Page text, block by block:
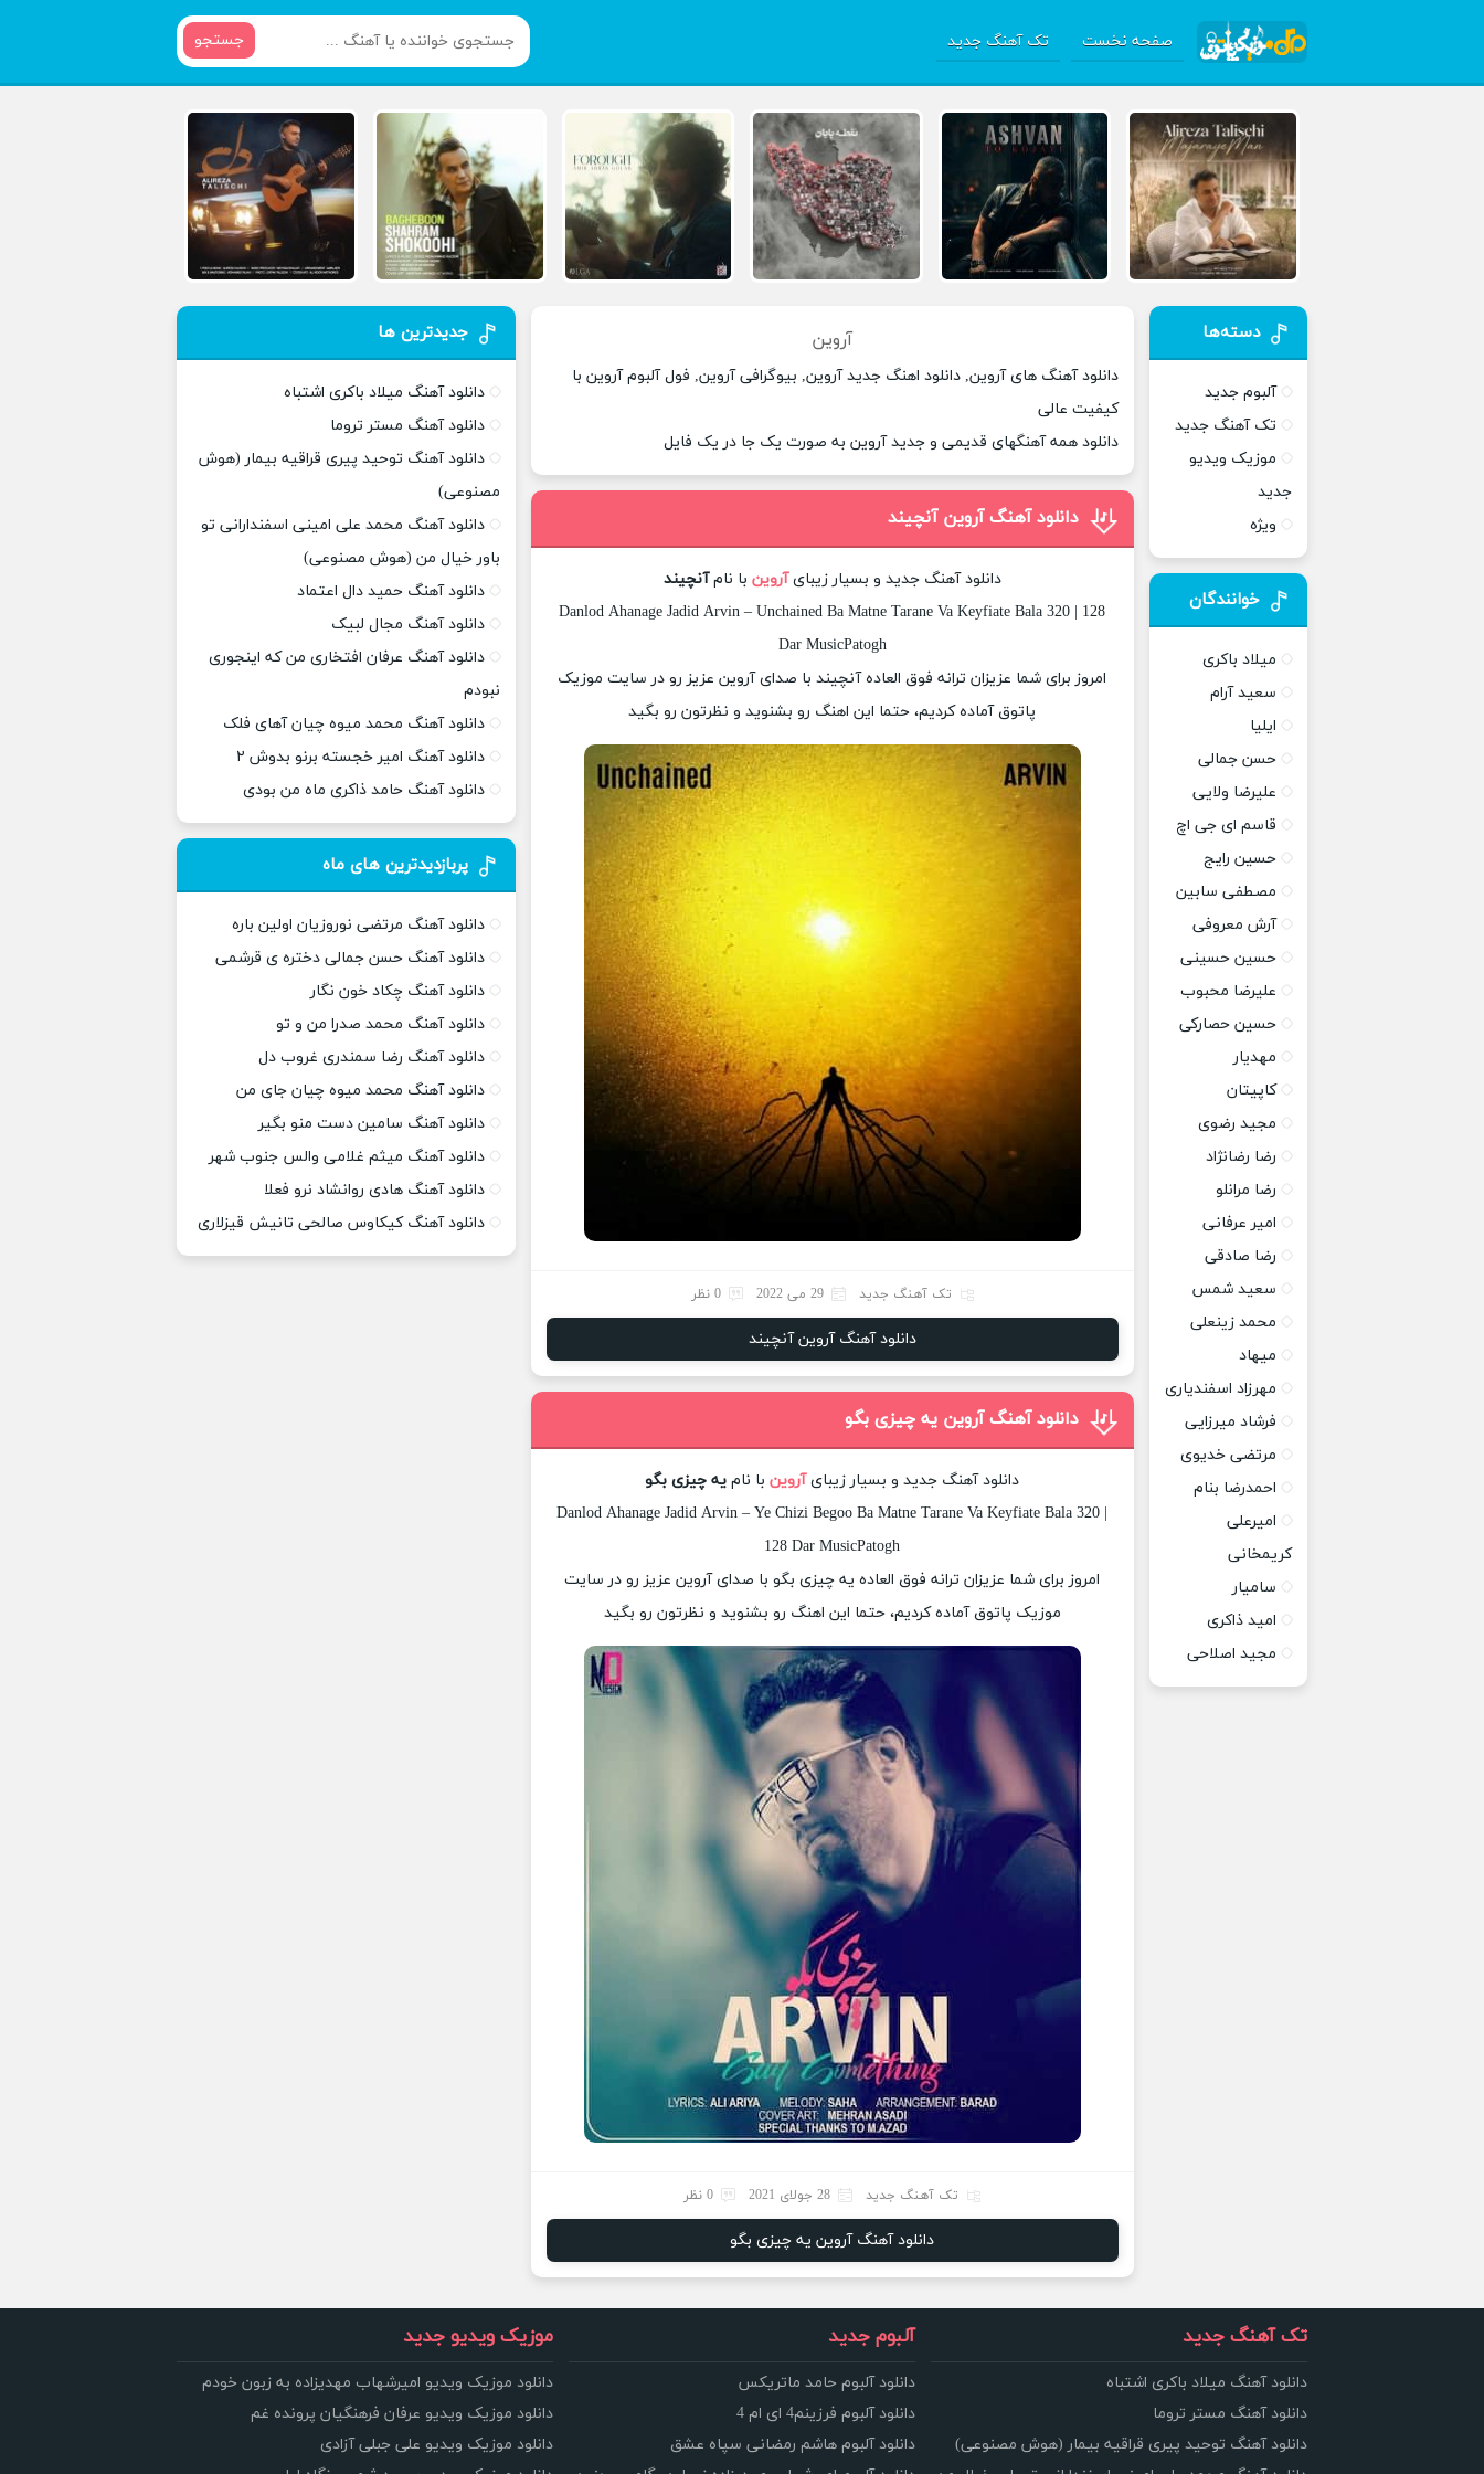
صفحه نخست تک آهنگ جدید جستجو
آروین
دانلود آهنگ های آروین, دانلود اهنگ جدید آروین, بیوگرافی آروین, فول آلبوم آروین با
کیفیت عالی
دانلود همه آهنگهای قدیمی و جدید آروین به صورت یک جا در یک فایل
دانلود آهنگ آروین آنچیند
دانلود آهنگ جدید و بسیار زیبایآروین با نامآنچیند
Danlod Ahanage Jadid Arvin – Unchained Ba Matne Tarane Va Keyfiate Bala 320 | 128
Dar MusicPatogh
امروز برای شما عزیزان ترانه فوق العاده آنچیند با صدای آروین عزیز رو در سایت موزیک
پاتوق آماده کردیم، حتما این اهنگ رو بشنوید و نظرتون رو بگید
تک آهنگ جدید 29 می 2022 0 نظر
دانلود آهنگ آروین آنچیند
دانلود آهنگ آروین یه چیزی بگو
دانلود آهنگ جدید و بسیار زیبایآروینبا نام یه چیزی بگو
Danlod Ahanage Jadid Arvin – Ye Chizi Begoo Ba Matne Tarane Va Keyfiate Bala 320 |
128 Dar MusicPatogh
امروز برای شما عزیزان ترانه فوق العاده یه چیزی بگو با صدای آروین عزیز رو در سایت
موزیک پاتوق آماده کردیم، حتما این اهنگ رو بشنوید و نظرتون رو بگید
تک آهنگ جدید 28 جولای 2021 0 نظر
دانلود آهنگ آروین یه چیزی بگو
دسته‌ها
آلبوم جدید
تک آهنگ جدید
موزیک ویدیو
جدید
ویژه
خوانندگان
میلاد باکری
سعید آرام
ایلیا
حسن جمالی
علیرضا ولایی
قاسم ای جی اچ
حسین رایج
مصطفی سابین
آرش معروفی
حسین حسینی
علیرضا محبوب
حسین حصارکی
مهدیار
کاپیتان
مجید رضوی
رضا رضانژاد
رضا مرانلو
امیر عرفانی
رضا صادقی
سعید شمس
محمد زینعلی
میهاد
مهرزاد اسفندیاری
فرشاد میرزایی
مرتضی خدیوی
احمدرضا بنام
امیرعلی
کریمخانی
سامیار
امید ذاکری
مجید اصلاحی
جدیدترین ها
دانلود آهنگ میلاد باکری اشتباه
دانلود آهنگ مستر تروما
دانلود آهنگ توحید پیری قراقیه بیمار (هوش
مصنوعی)
دانلود آهنگ محمد علی امینی اسفندارانی تو
باور خیال من (هوش مصنوعی)
دانلود آهنگ حمید دال اعتماد
دانلود آهنگ مجال لبیک
دانلود آهنگ عرفان افتخاری من که اینجوری
نبودم
دانلود آهنگ محمد میوه چیان آهای فلک
دانلود آهنگ امیر خجسته برنو بدوش ۲
دانلود آهنگ حامد ذاکری ماه من بودی
پربازدیدترین های ماه
دانلود آهنگ مرتضی نوروزیان اولین باره
دانلود آهنگ حسن جمالی دختره ی قرشمی
دانلود آهنگ چکاد خون نگار
دانلود آهنگ محمد صدرا من و تو
دانلود آهنگ رضا سمندری غروب دل
دانلود آهنگ محمد میوه چیان جای من
دانلود آهنگ سامین دست منو بگیر
دانلود آهنگ میثم غلامی والس جنوب شهر
دانلود آهنگ هادی روانشاد نرو فعلا
دانلود آهنگ کیکاوس صالحی تانیش قیزلاری
تک آهنگ جدید
دانلود آهنگ میلاد باکری اشتباه
دانلود آهنگ مستر تروما
دانلود آهنگ توحید پیری قراقیه بیمار (هوش مصنوعی)
آلبوم جدید
دانلود آلبوم حامد ماتریکس
دانلود آلبوم فرزینم4 ای ام 4
دانلود آلبوم هاشم رمضانی سپاه عشق
موزیک ویدیو جدید
دانلود موزیک ویدیو امیرشهاب مهدیزاده به زبون خودم
دانلود موزیک ویدیو عرفان فرهنگیان پرونده غم
دانلود موزیک ویدیو علی جبلی آزادی